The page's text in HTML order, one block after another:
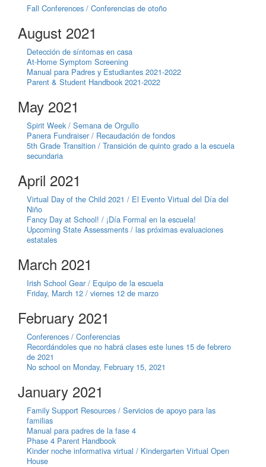
Fall Conferences / Conferencias de otoño
August 2021
Detección de síntomas en casa
At-Home Symptom Screening
Manual para Padres y Estudiantes 2021-2022
Parent & Student Handbook 2021-2022
May 2021
Spirit Week / Semana de Orgullo
Panera Fundraiser / Recaudación de fondos
5th Grade Transition / Transición de quinto grado a la escuela
secundaria
April 2021
Virtual Day of the Child 2021 / El Evento Virtual del Día del
Niño
Fancy Day at School! / ¡Día Formal en la escuela!
Upcoming State Assessments / las próximas evaluaciones
estatales
March 2021
Irish School Gear / Equipo de la escuela
Friday, March 12 / viernes 12 de marzo
February 2021
Conferences / Conferencias
Recordándoles que no habrá clases este lunes 15 de febrero
de 2021
No school on Monday, February 15, 2021
January 2021
Family Support Resources / Servicios de apoyo para las
familias
Manual para padres de la fase 4
Phase 4 Parent Handbook
Kinder noche informativa virtual / Kindergarten Virtual Open
House